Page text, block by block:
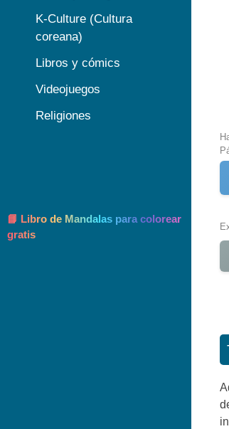
K-Culture (Cultura
coreana)
Libros y cómics
Videojuegos
Religiones
📘 Libro de Mandalas para colorear
gratis